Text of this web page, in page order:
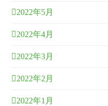
2022年5月
2022年4月
2022年3月
2022年2月
2022年1月